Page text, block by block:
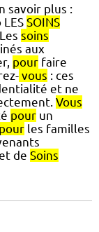
savoir plus :
SOINS
soins
aux
pour faire
vous : ces
et ne
Vous
pour un
pour les familles
de Soins